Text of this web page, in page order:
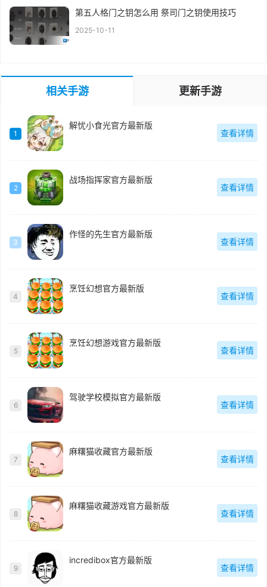
第五人格门之钥怎么用 祭司门之钥使用技巧
2025-10-11
相关手游 更新手游
1
解忧小食光官方最新版
查看详情
2
战场指挥家官方最新版
查看详情
3
作怪的先生官方最新版
查看详情
4
烹饪幻想官方最新版
查看详情
5
烹饪幻想游戏官方最新版
查看详情
6
驾驶学校模拟官方最新版
查看详情
7
麻糬猫收藏官方最新版
查看详情
8
麻糬猫收藏游戏官方最新版
查看详情
9
incredibox官方最新版
查看详情